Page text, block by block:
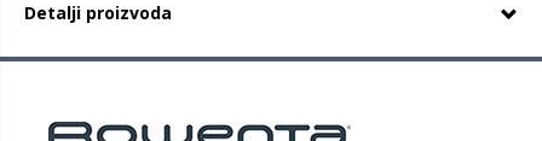
Detalji proizvoda